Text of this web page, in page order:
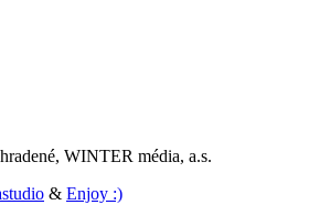
WINTER média, a.s.
& Enjoy :)